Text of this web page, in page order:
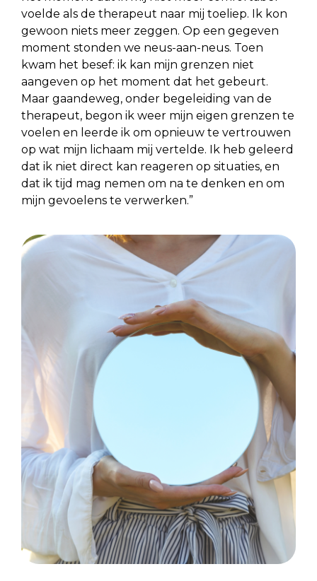
voelde als de therapeut naar mij toeliep. Ik kon
gewoon niets meer zeggen. Op een gegeven
moment stonden we neus-aan-neus. Toen
kwam het besef: ik kan mijn grenzen niet
aangeven op het moment dat het gebeurt.
Maar gaandeweg, onder begeleiding van de
therapeut, begon ik weer mijn eigen grenzen te
voelen en leerde ik om opnieuw te vertrouwen
op wat mijn lichaam mij vertelde. Ik heb geleerd
dat ik niet direct kan reageren op situaties, en
dat ik tijd mag nemen om na te denken en om
mijn gevoelens te verwerken.”